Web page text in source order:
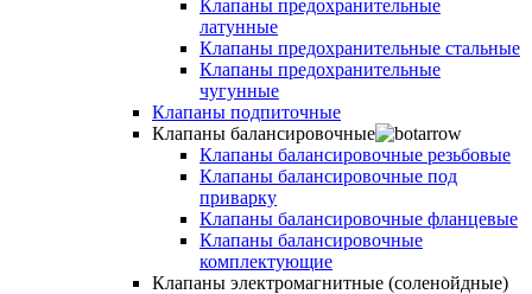
Клапаны предохранительные
латунные
Клапаны предохранительные стальные
Клапаны предохранительные
чугунные
Клапаны подпиточные
Клапаны балансировочные
Клапаны балансировочные резьбовые
Клапаны балансировочные под
приварку
Клапаны балансировочные фланцевые
Клапаны балансировочные
комплектующие
Клапаны электромагнитные (соленойдные)